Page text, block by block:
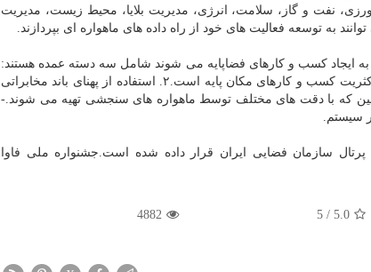
نفت و گاز، سلامت، انرژی، مدیریت بلایا، محیط زیست، مدیریت
به توسعه فعالیت های خود از راه داده های ماهواره ای بپردازند.
به ایجاد كسب و كارهای فضاپایه می شوند شامل سه دسته عمده هستند:
۱. استفاده از سرویس ماهواره های موقعیت یابی مثل GPS كه اساس اكثریت كسب و كارهای مكان پایه است.۲. استفاده از پهنای باند مخابراتی
استفاده از تصاویر سطح زمین كه با دقت های مختلف توسط ماهواره های سنجشی تهیه می شوند.-
سیستم.
در پرتال سازمان فضایی ایران قرار داده شده است.جشنواره ملی فاوا
5.0
/ 5
4882